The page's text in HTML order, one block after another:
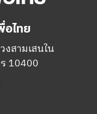
อไทย
สามเสนใน
10400